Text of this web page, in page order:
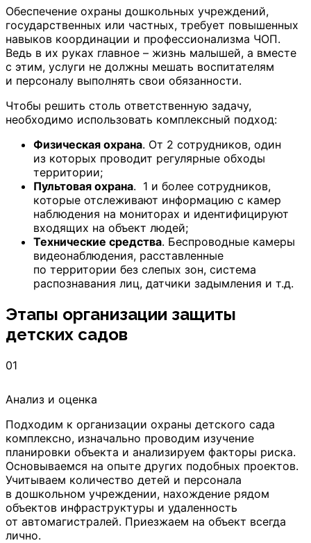
Обеспечение охраны дошкольных учреждений,
государственных или частных, требует повышенных
навыков координации и профессионализма ЧОП.
Ведь в их руках главное – жизнь малышей, а вместе
с этим, услуги не должны мешать воспитателям
и персоналу выполнять свои обязанности.
Чтобы решить столь ответственную задачу,
необходимо использовать комплексный подход:
Физическая охрана. От 2 сотрудников, один
из которых проводит регулярные обходы
территории;
Пультовая охрана. 1 и более сотрудников,
которые отслеживают информацию с камер
наблюдения на мониторах и идентифицируют
входящих на объект людей;
Технические средства. Беспроводные камеры
видеонаблюдения, расставленные
по территории без слепых зон, система
распознавания лиц, датчики задымления и т.д.
Этапы организации защиты
детских садов
01
Анализ и оценка
Подходим к организации охраны детского сада
комплексно, изначально проводим изучение
планировки объекта и анализируем факторы риска.
Основываемся на опыте других подобных проектов.
Учитываем количество детей и персонала
в дошкольном учреждении, нахождение рядом
объектов инфраструктуры и удаленность
от автомагистралей. Приезжаем на объект всегда
лично.